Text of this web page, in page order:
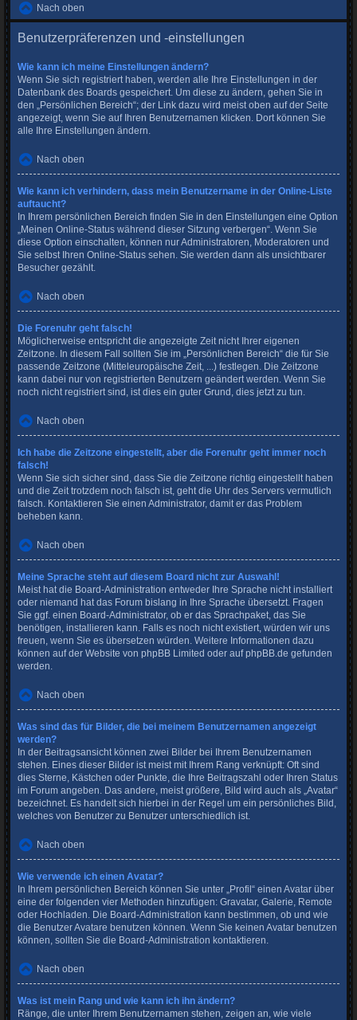
Nach oben
Benutzerpräferenzen und -einstellungen
Wie kann ich meine Einstellungen ändern?
Wenn Sie sich registriert haben, werden alle Ihre Einstellungen in der
Datenbank des Boards gespeichert. Um diese zu ändern, gehen Sie in
den „Persönlichen Bereich“; der Link dazu wird meist oben auf der Seite
angezeigt, wenn Sie auf Ihren Benutzernamen klicken. Dort können Sie
alle Ihre Einstellungen ändern.
Nach oben
Wie kann ich verhindern, dass mein Benutzername in der Online-Liste
auftaucht?
In Ihrem persönlichen Bereich finden Sie in den Einstellungen eine Option
„Meinen Online-Status während dieser Sitzung verbergen“. Wenn Sie
diese Option einschalten, können nur Administratoren, Moderatoren und
Sie selbst Ihren Online-Status sehen. Sie werden dann als unsichtbarer
Besucher gezählt.
Nach oben
Die Forenuhr geht falsch!
Möglicherweise entspricht die angezeigte Zeit nicht Ihrer eigenen
Zeitzone. In diesem Fall sollten Sie im „Persönlichen Bereich“ die für Sie
passende Zeitzone (Mitteleuropäische Zeit, ...) festlegen. Die Zeitzone
kann dabei nur von registrierten Benutzern geändert werden. Wenn Sie
noch nicht registriert sind, ist dies ein guter Grund, dies jetzt zu tun.
Nach oben
Ich habe die Zeitzone eingestellt, aber die Forenuhr geht immer noch
falsch!
Wenn Sie sich sicher sind, dass Sie die Zeitzone richtig eingestellt haben
und die Zeit trotzdem noch falsch ist, geht die Uhr des Servers vermutlich
falsch. Kontaktieren Sie einen Administrator, damit er das Problem
beheben kann.
Nach oben
Meine Sprache steht auf diesem Board nicht zur Auswahl!
Meist hat die Board-Administration entweder Ihre Sprache nicht installiert
oder niemand hat das Forum bislang in Ihre Sprache übersetzt. Fragen
Sie ggf. einen Board-Administrator, ob er das Sprachpaket, das Sie
benötigen, installieren kann. Falls es noch nicht existiert, würden wir uns
freuen, wenn Sie es übersetzen würden. Weitere Informationen dazu
können auf der Website von phpBB Limited oder aufphpBB.de gefunden
werden.
Nach oben
Was sind das für Bilder, die bei meinem Benutzernamen angezeigt
werden?
In der Beitragsansicht können zwei Bilder bei Ihrem Benutzernamen
stehen. Eines dieser Bilder ist meist mit Ihrem Rang verknüpft: Oft sind
dies Sterne, Kästchen oder Punkte, die Ihre Beitragszahl oder Ihren Status
im Forum angeben. Das andere, meist größere, Bild wird auch als „Avatar“
bezeichnet. Es handelt sich hierbei in der Regel um ein persönliches Bild,
welches von Benutzer zu Benutzer unterschiedlich ist.
Nach oben
Wie verwende ich einen Avatar?
In Ihrem persönlichen Bereich können Sie unter „Profil“ einen Avatar über
eine der folgenden vier Methoden hinzufügen: Gravatar, Galerie, Remote
oder Hochladen. Die Board-Administration kann bestimmen, ob und wie
die Benutzer Avatare benutzen können. Wenn Sie keinen Avatar benutzen
können, sollten Sie die Board-Administration kontaktieren.
Nach oben
Was ist mein Rang und wie kann ich ihn ändern?
Ränge, die unter Ihrem Benutzernamen stehen, zeigen an, wie viele